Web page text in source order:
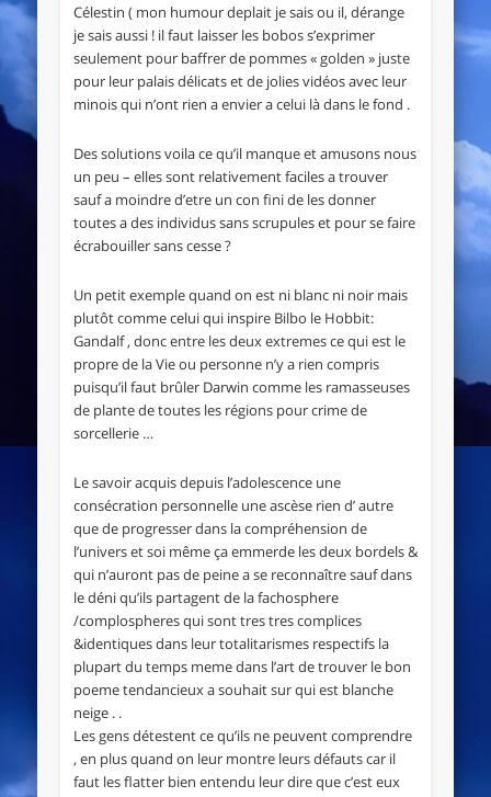
Célestin ( mon humour deplait je sais ou il, dérange
je sais aussi ! il faut laisser les bobos s’exprimer
seulement pour baffrer de pommes « golden » juste
pour leur palais délicats et de jolies vidéos avec leur
minois qui n’ont rien a envier a celui là dans le fond .
Des solutions voila ce qu’il manque et amusons nous
un peu – elles sont relativement faciles a trouver
sauf a moindre d’etre un con fini de les donner
toutes a des individus sans scrupules et pour se faire
écrabouiller sans cesse ?
Un petit exemple quand on est ni blanc ni noir mais
plutôt comme celui qui inspire Bilbo le Hobbit:
Gandalf , donc entre les deux extremes ce qui est le
propre de la Vie ou personne n’y a rien compris
puisqu’il faut brûler Darwin comme les ramasseuses
de plante de toutes les régions pour crime de
sorcellerie …
Le savoir acquis depuis l’adolescence une
consécration personnelle une ascèse rien d’ autre
que de progresser dans la compréhension de
l’univers et soi même ça emmerde les deux bordels &
qui n’auront pas de peine a se reconnaître sauf dans
le déni qu’ils partagent de la fachosphere
/complospheres qui sont tres tres complices
&identiques dans leur totalitarismes respectifs la
plupart du temps meme dans l’art de trouver le bon
poeme tendancieux a souhait sur qui est blanche
neige . .
Les gens détestent ce qu’ils ne peuvent comprendre
, en plus quand on leur montre leurs défauts car il
faut les flatter bien entendu leur dire que c’est eux